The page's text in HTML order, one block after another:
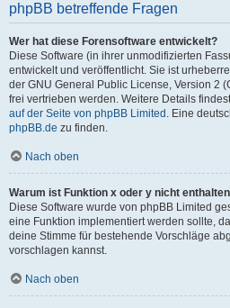
phpBB betreffende Fragen
Wer hat diese Forensoftware entwickelt?
Diese Software (in ihrer unmodifizierten
entwickelt und veröffentlicht. Sie ist
der GNU General Public License, Version 2
frei vertrieben werden. Weitere Details
auf der Seite von phpBB Limited . Eine
phpBB.de zu finden.
Nach oben
Warum ist Funktion x oder y nicht
Diese Software wurde von phpBB Limited
eine Funktion implementiert werden sollte,
deine Stimme für bestehende Vorschläge
vorschlagen kannst.
Nach oben